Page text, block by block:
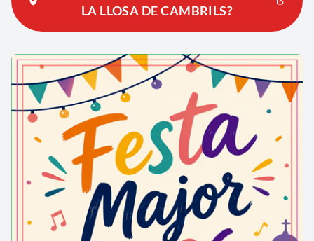
Aquesta zona així mateix es pot subdividir en dos:
la part més antiga (s I aC) i la seva posterior
de màxima esplendor (s. II dC). Aquesta estructura
va arribar a assolir una claveguera pròpia aprofitant
la zona més pròxima al barranc per a posar el
dipòsit d'aigua de la cuina i la via de desguàs dels
lavabos (latrinae).
Les estructures es van planificar de tal manera que
la part interna de la U estigués al sud i aprofites les
màximes hores de sol alhora que es protegien
d’aquesta forma del fort ven característic de la zona.
LA LLOSA DE CAMBRILS?